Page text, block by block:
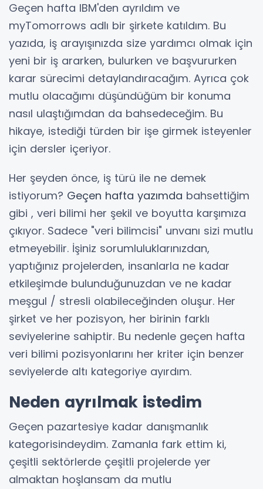
Geçen hafta IBM'den ayrıldım ve
myTomorrows adlı bir şirkete katıldım. Bu
yazıda, iş arayışınızda size yardımcı olmak için
yeni bir iş ararken, bulurken ve başvururken
karar sürecimi detaylandıracağım. Ayrıca çok
mutlu olacağımı düşündüğüm bir konuma
nasıl ulaştığımdan da bahsedeceğim. Bu
hikaye, istediği türden bir işe girmek isteyenler
için dersler içeriyor.
Her şeyden önce, iş türü ile ne demek
istiyorum? Geçen hafta yazımda bahsettiğim
gibi , veri bilimi her şekil ve boyutta karşımıza
çıkıyor. Sadece "veri bilimcisi" unvanı sizi mutlu
etmeyebilir. İşiniz sorumluluklarınızdan,
yaptığınız projelerden, insanlarla ne kadar
etkileşimde bulunduğunuzdan ve ne kadar
meşgul / stresli olabileceğinden oluşur. Her
şirket ve her pozisyon, her birinin farklı
seviyelerine sahiptir. Bu nedenle geçen hafta
veri bilimi pozisyonlarını her kriter için benzer
seviyelerde altı kategoriye ayırdım.
Neden ayrılmak istedim
Geçen pazartesiye kadar danışmanlık
kategorisindeydim. Zamanla fark ettim ki,
çeşitli sektörlerde çeşitli projelerde yer
almaktan hoşlansam da mutlu